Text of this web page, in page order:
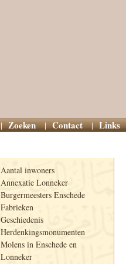
Zoeken Contact Links
Aantal inwoners
Annexatie Lonneker
Burgermeesters Enschede
Fabrieken
Geschiedenis
Herdenkingsmonumenten
Molens in Enschede en
Lonneker